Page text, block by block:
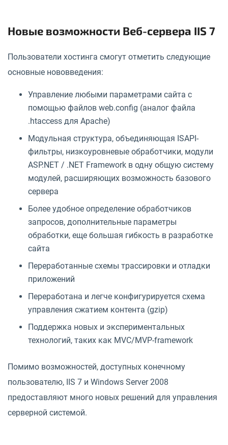
Новые возможности Веб-сервера IIS 7
Пользователи хостинга смогут отметить следующие
основные нововведения:
Управление любыми параметрами сайта с
помощью файлов web.config (аналог файла
.htaccess для Apache)
Модульная структура, объединяющая ISAPI-
фильтры, низкоуровневые обработчики, модули
ASP.NET / .NET Framework в одну общую систему
модулей, расширяющих возможность базового
сервера
Более удобное определение обработчиков
запросов, дополнительные параметры
обработки, еще большая гибкость в разработке
сайта
Переработанные схемы трассировки и отладки
приложений
Переработана и легче конфигурируется схема
управления сжатием контента (gzip)
Поддержка новых и экспериментальных
технологий, таких как MVC/MVP-framework
Помимо возможностей, доступных конечному
пользователю, IIS 7 и Windows Server 2008
предоставляют много новых решений для управления
серверной системой.